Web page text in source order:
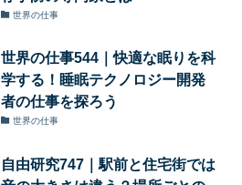
世界の仕事
世界の仕事544｜快適な眠りを科
学する！睡眠テクノロジー開発
者の仕事を探ろう
世界の仕事
自由研究747｜駅前と住宅街では